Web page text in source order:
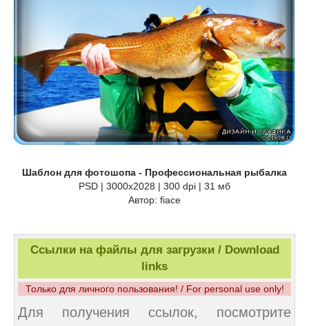
Шаблон для фотошопа - Профессиональная рыбалка
PSD | 3000x2028 | 300 dpi | 31 мб
Автор: fiace
Ссылки на файлы для загрузки / Download
links
Только для личного пользования! / For personal use only!
Для получения ссылок, посмотрите